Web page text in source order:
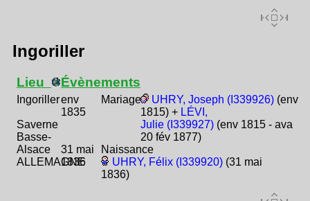
Ingoriller
Lieu
Ingoriller
Saverne
Basse-
Alsace
ALLEMAGNE
Évènements
env
1835
Mariage UHRY, Joseph (I339926) (env
1815) + LÉVI,
Julie (I339927) (env 1815 - ava
20 fév 1877)
31 mai
1836
Naissance
UHRY, Félix (I339920)(31 mai
1836)